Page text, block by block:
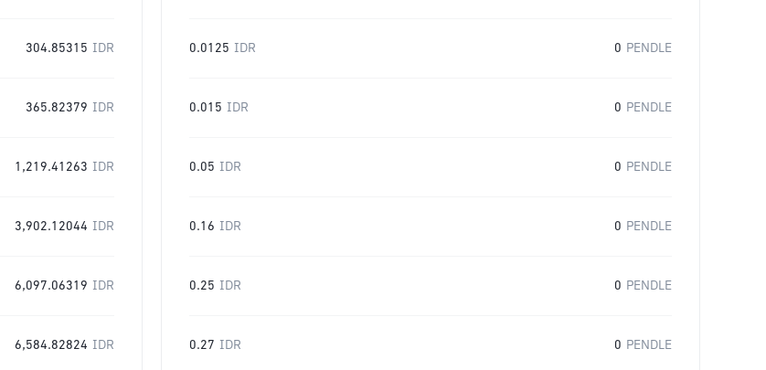
304.85315 IDR
365.82379 IDR
1,219.41263 IDR
3,902.12044 IDR
6,097.06319 IDR
6,584.82824 IDR
0.0125 IDR 0 PENDLE
0.015 IDR 0 PENDLE
0.05 IDR 0 PENDLE
0.16 IDR 0 PENDLE
0.25 IDR 0 PENDLE
0.27 IDR 0 PENDLE